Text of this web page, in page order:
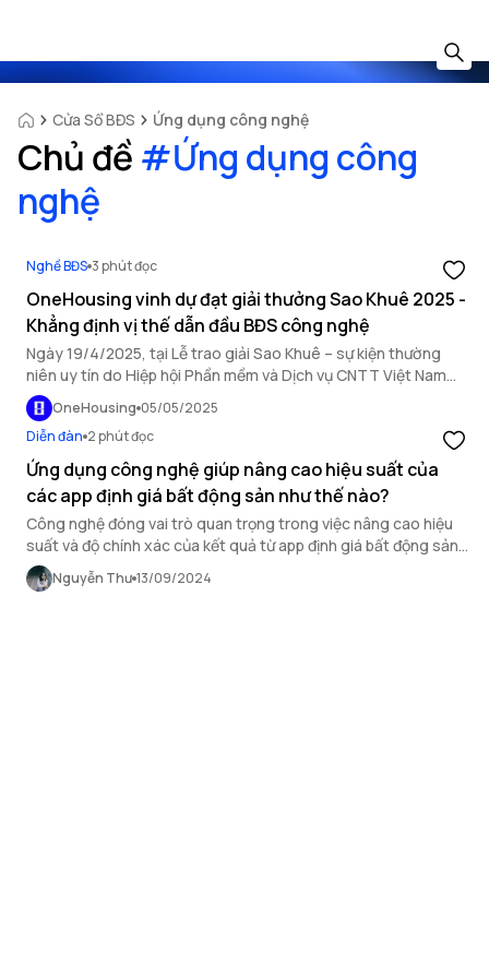
Cửa Sổ BĐS Ứng dụng công nghệ
Chủ đề #Ứng dụng công
nghệ
Nghề BĐS 3 phút đọc
OneHousing vinh dự đạt giải thưởng Sao Khuê 2025 -
Khẳng định vị thế dẫn đầu BĐS công nghệ
Ngày 19/4/2025, tại Lễ trao giải Sao Khuê – sự kiện thường
niên uy tín do Hiệp hội Phần mềm và Dịch vụ CNTT Việt Nam
(VINASA) tổ chức, OneHousing vinh dự được trao danh hiệu
Sản phẩm Xuất sắc của ngành phần mềm và công nghệ thông
tin Việt Nam.
OneHousing 05/05/2025
Diễn đàn 2 phút đọc
Ứng dụng công nghệ giúp nâng cao hiệu suất của
các app định giá bất động sản như thế nào?
Công nghệ đóng vai trò quan trọng trong việc nâng cao hiệu
suất và độ chính xác của kết quả từ app định giá bất động sản,
cải thiện trải nghiệm của người dùng.
Nguyễn Thư 13/09/2024